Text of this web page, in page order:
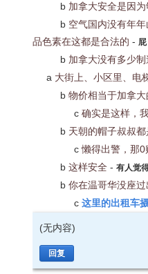
b 加拿大安全是因
b 空气国内没有年
品色素在这都是合法的 - 屁
b 加拿大没有多少
a 大街上、小区里、电
b 物价相当于加拿
c 确实是这样，
b 天朝的帽子叔叔
c懒得出警，那
b 这样安全 - 有人觉
b 你在温哥华没座
c 这里的出租车
(无内容)
回复